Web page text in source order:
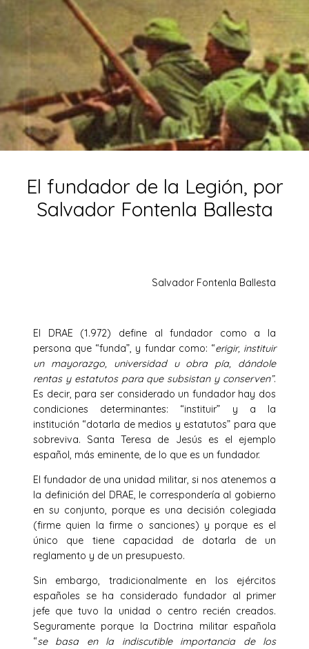
El fundador de la Legión, por
Salvador Fontenla Ballesta
Salvador Fontenla Ballesta
El DRAE (1.972) define al fundador como a la
persona que “funda”, y fundar como: “erigir, instituir
un mayorazgo, universidad u obra pía, dándole
rentas y estatutos para que subsistan y conserven”.
Es decir, para ser considerado un fundador hay dos
condiciones determinantes: “instituir” y a la
institución “dotarla de medios y estatutos” para que
sobreviva. Santa Teresa de Jesús es el ejemplo
español, más eminente, de lo que es un fundador.
El fundador de una unidad militar, si nos atenemos a
la definición del DRAE, le correspondería al gobierno
en su conjunto, porque es una decisión colegiada
(firme quien la firme o sanciones) y porque es el
único que tiene capacidad de dotarla de un
reglamento y de un presupuesto.
Sin embargo, tradicionalmente en los ejércitos
españoles se ha considerado fundador al primer
jefe que tuvo la unidad o centro recién creados.
Seguramente porque la Doctrina militar española
“se basa en la indiscutible importancia de los